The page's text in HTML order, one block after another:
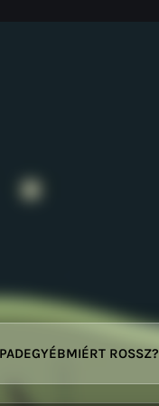
EGYÉBMIÉRT ROSSZ?